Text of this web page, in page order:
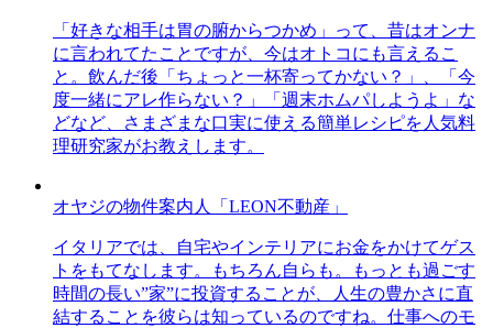
「好きな相手は胃の腑からつかめ」って、昔はオンナ
に言われてたことですが、今はオトコにも言えるこ
と。飲んだ後「ちょっと一杯寄ってかない？」、「今
度一緒にアレ作らない？」「週末ホムパしようよ」な
どなど、さまざまな口実に使える簡単レシピを人気料
理研究家がお教えします。
オヤジの物件案内人「LEON不動産」
イタリアでは、自宅やインテリアにお金をかけてゲス
トをもてなします。もちろん自らも。もっとも過ごす
時間の長い”家”に投資することが、人生の豊かさに直
結することを彼らは知っているのですね。仕事へのモ